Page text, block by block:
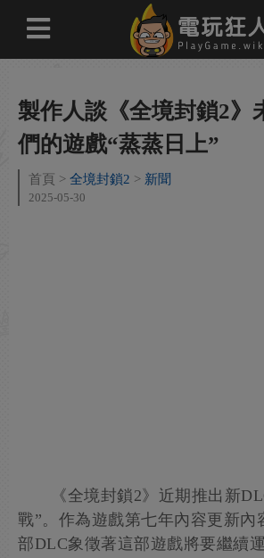
製作人談《全境封鎖2》
們的遊戲“蒸蒸日上”
首頁 全境封鎖2 新聞
2025-05-30
《全境封鎖2》近期推出新
戰”。作為遊戲第七年內容更新內
部DLC象徵著這部遊戲將要繼續